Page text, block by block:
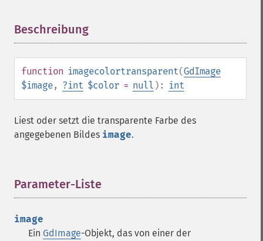
Beschreibung
function imagecolortransparent(GdImage
$image, ?int $color = null ): int
Liest oder setzt die transparente Farbe des
angegebenen Bildes image.
Parameter-Liste
image
Ein GdImage-Objekt, das von einer der